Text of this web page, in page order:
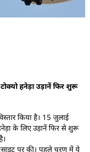
हनेड़ा उड़ानें फिर शुरू
किया है। 15 जुलाई
के लिए उड़ानें फिर से शुरू
पर की। पहले चरण में ये